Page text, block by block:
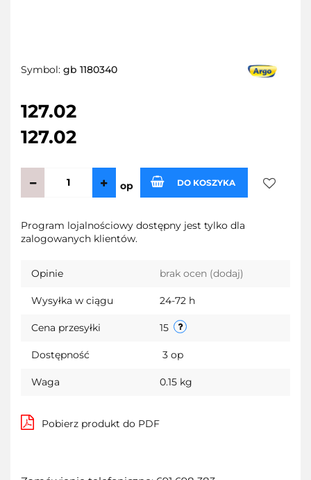
Symbol: gb 1180340
127.02
127.02
op DO KOSZYKA
Program lojalnościowy dostępny jest tylko dla
zalogowanych klientów.
Opinie brak ocen (dodaj)
Wysyłka w ciągu 24-72 h
Cena przesyłki 15
Dostępność 3 op
Waga 0.15 kg
Pobierz produkt do PDF